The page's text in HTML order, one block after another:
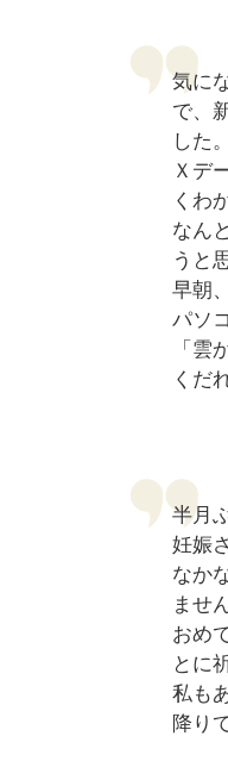
気に
で、
した
Ｘデ
くわ
なん
うと
早朝
パソ
「雲
くだ
半月
妊娠
なか
ませ
おめ
とに
私も
降り